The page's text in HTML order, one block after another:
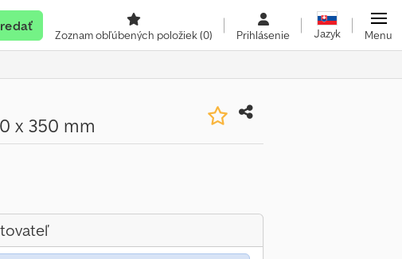
Zoznam obľúbených položiek(0) Prihlásenie Jazyk Menu
x 350 mm